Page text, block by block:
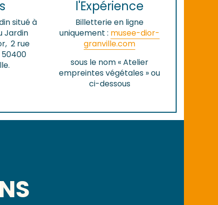
situé à
Jardin
2 rue
50400
l'Expérience
Billetterie en ligne
uniquement : musee-dior-
granville.com
sous le nom « Atelier
empreintes végétales » ou
ci-dessous